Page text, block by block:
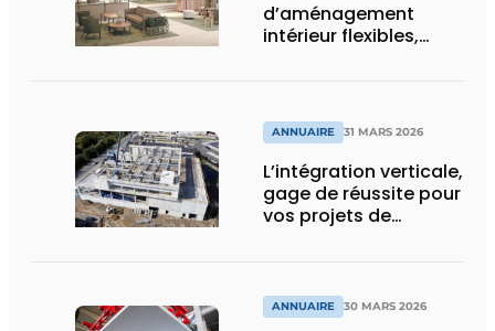
d’aménagement
intérieur flexibles,
ANNUAIRE 31 MARS 2026
L’intégration verticale,
gage de réussite pour
vos projets de
ANNUAIRE 30 MARS 2026